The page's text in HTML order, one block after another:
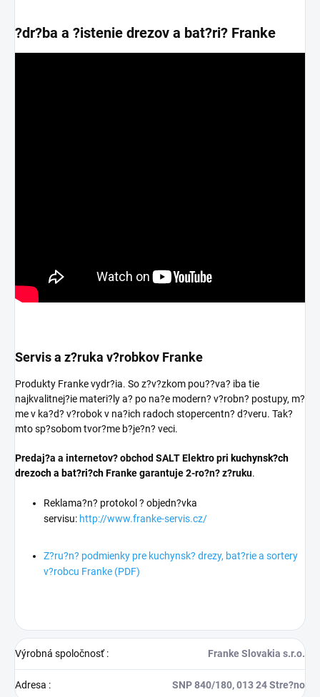
?dr?ba a ?istenie drezov a bat?ri? Franke
Servis a z?ruka v?robkov Franke
Produkty Franke vydr?ia. So z?v?zkom pou??va? iba tie
najkvalitnej?ie materi?ly a? po na?e modern? v?robn? postupy, m?
me v ka?d? v?robok v na?ich radoch stopercentn? d?veru. Tak?
mto sp?sobom tvor?me b?je?n? veci.
Predaj?a a internetov? obchod SALT Elektro pri kuchynsk?ch
drezoch a bat?ri?chFranke garantuje 2-ro?n? z?ruku.
Reklama?n? protokol ? objedn?vka
servisu: http://www.franke-servis.cz/
Z?ru?n? podmienky pre kuchynsk? drezy, bat?rie a sortery
v?robcu Franke (PDF)
Výrobná spoločnosť: Franke Slovakia s.r.o.
Adresa : SNP 840/180, 013 24 Stre?no